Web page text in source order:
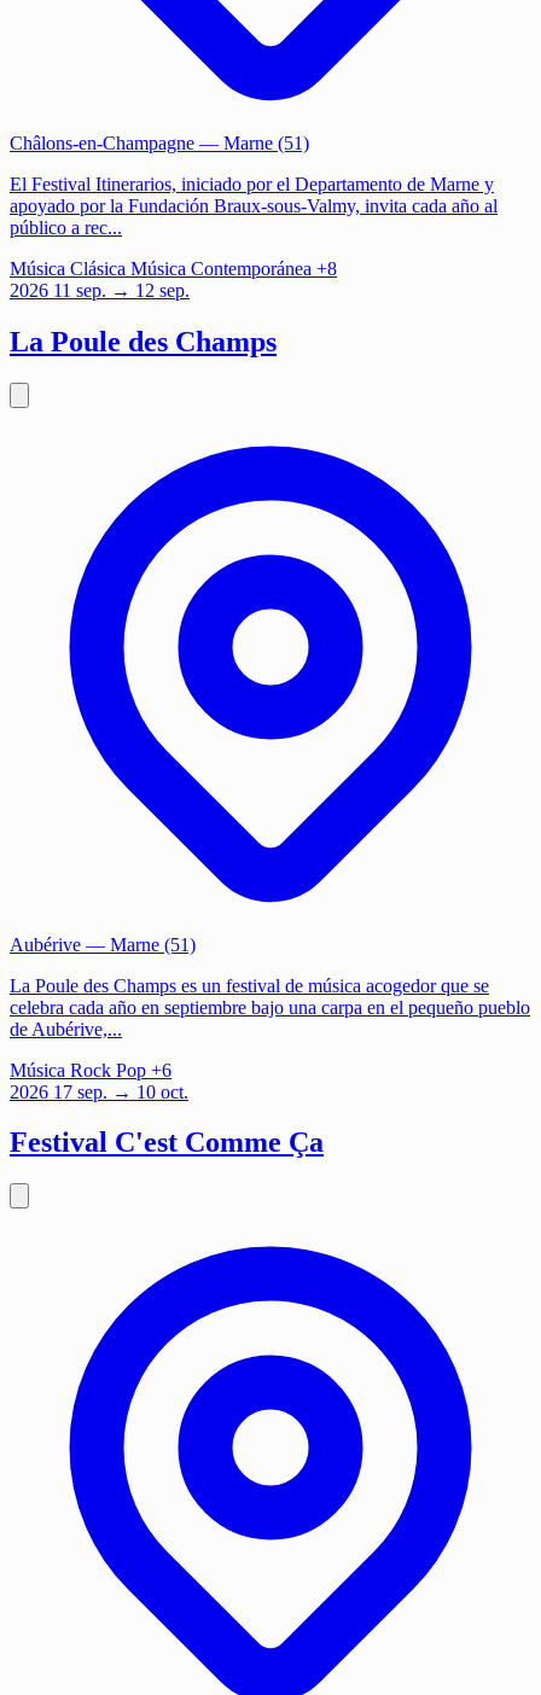
Châlons-en-Champagne — Marne (51)
El Festival Itinerarios, iniciado por el Departamento de Marne y
apoyado por la Fundación Braux-sous-Valmy, invita cada año al
público a rec...
Música Clásica Música Contemporánea +8
2026 11 sep. → 12 sep.
La Poule des Champs
Aubérive — Marne (51)
La Poule des Champs es un festival de música acogedor que se
celebra cada año en septiembre bajo una carpa en el pequeño pueblo
de Aubérive,...
Música Rock Pop +6
2026 17 sep. → 10 oct.
Festival C'est Comme Ça